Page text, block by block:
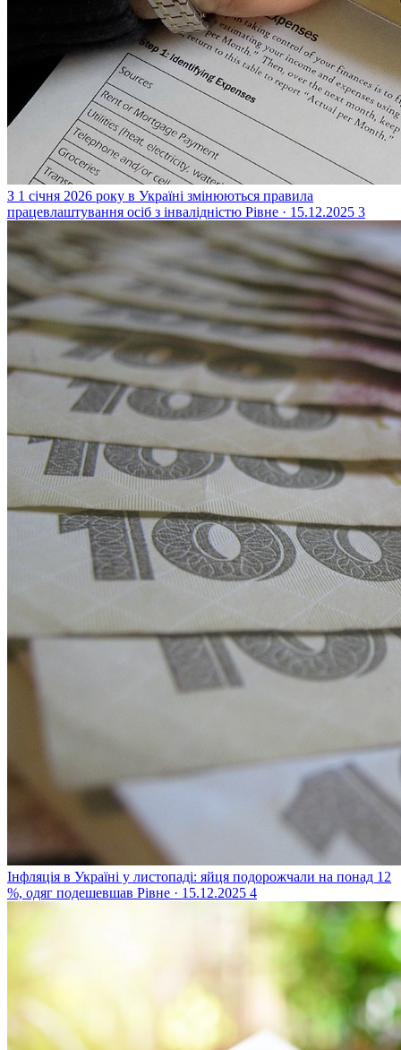
З 1 січня 2026 року в Україні змінюються правила
працевлаштування осіб з інвалідністю Рівне · 15.12.2025 3
Інфляція в Україні у листопаді: яйця подорожчали на понад 12
%, одяг подешевшав Рівне · 15.12.2025 4